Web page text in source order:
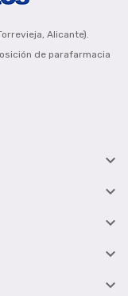
Alicante).
de parafarmacia




